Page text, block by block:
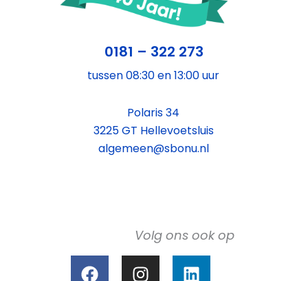
0181 – 322 273
tussen 08:30 en 13:00 uur
Polaris 34
3225 GT Hellevoetsluis
algemeen@sbonu.nl
Volg ons ook op
F
a
I
n
L
i